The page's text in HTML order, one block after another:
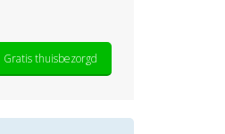
Gratis thuisbezorgd